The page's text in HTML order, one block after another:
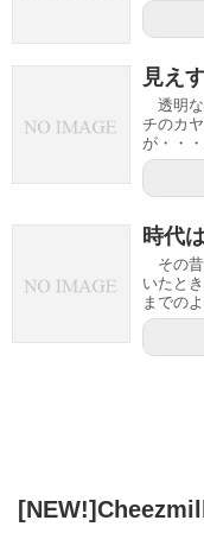
見え
透明な
チのカ
が・・
時代
その昔
いたと
までの